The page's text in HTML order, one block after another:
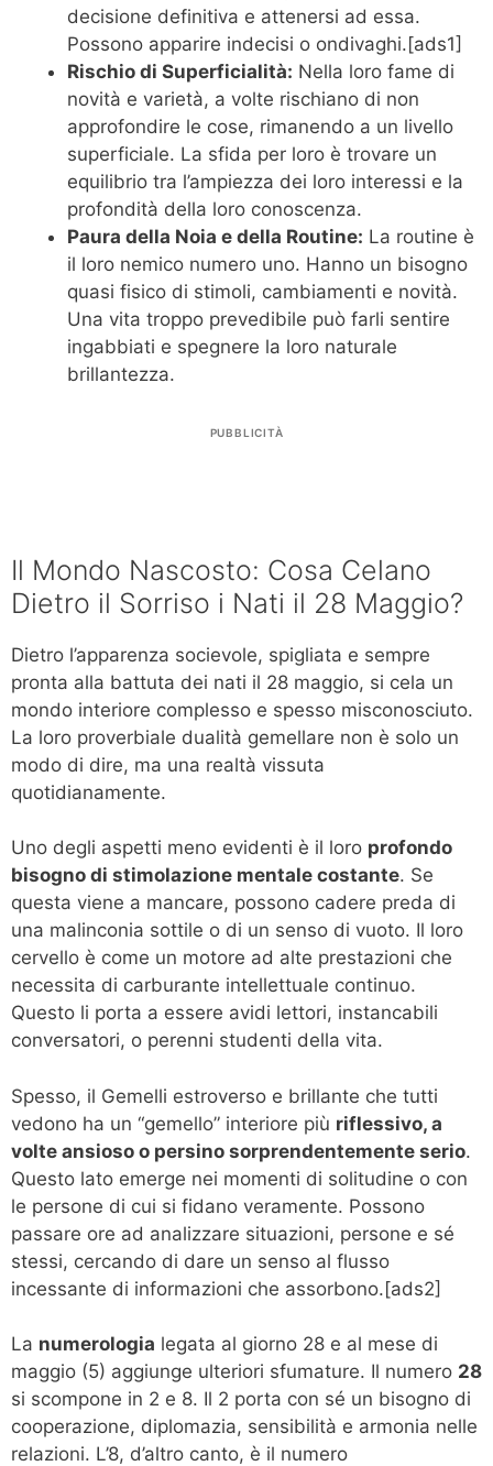
decisione definitiva e attenersi ad essa.
Possono apparire indecisi o ondivaghi.[ads1]
Rischio di Superficialità: Nella loro fame di
novità e varietà, a volte rischiano di non
approfondire le cose, rimanendo a un livello
superficiale. La sfida per loro è trovare un
equilibrio tra l’ampiezza dei loro interessi e la
profondità della loro conoscenza.
Paura della Noia e della Routine: La routine è
il loro nemico numero uno. Hanno un bisogno
quasi fisico di stimoli, cambiamenti e novità.
Una vita troppo prevedibile può farli sentire
ingabbiati e spegnere la loro naturale
brillantezza.
PUBBLICITÀ
Il Mondo Nascosto: Cosa Celano
Dietro il Sorriso i Nati il 28 Maggio?
Dietro l’apparenza socievole, spigliata e sempre
pronta alla battuta dei nati il 28 maggio, si cela un
mondo interiore complesso e spesso misconosciuto.
La loro proverbiale dualità gemellare non è solo un
modo di dire, ma una realtà vissuta
quotidianamente.
Uno degli aspetti meno evidenti è il loro profondo
bisogno di stimolazione mentale costante. Se
questa viene a mancare, possono cadere preda di
una malinconia sottile o di un senso di vuoto. Il loro
cervello è come un motore ad alte prestazioni che
necessita di carburante intellettuale continuo.
Questo li porta a essere avidi lettori, instancabili
conversatori, o perenni studenti della vita.
Spesso, il Gemelli estroverso e brillante che tutti
vedono ha un “gemello” interiore più riflessivo, a
volte ansioso o persino sorprendentemente serio.
Questo lato emerge nei momenti di solitudine o con
le persone di cui si fidano veramente. Possono
passare ore ad analizzare situazioni, persone e sé
stessi, cercando di dare un senso al flusso
incessante di informazioni che assorbono.[ads2]
La numerologia legata al giorno 28 e al mese di
maggio (5) aggiunge ulteriori sfumature. Il numero 28
si scompone in 2 e 8. Il 2 porta con sé un bisogno di
cooperazione, diplomazia, sensibilità e armonia nelle
relazioni. L’8, d’altro canto, è il numero